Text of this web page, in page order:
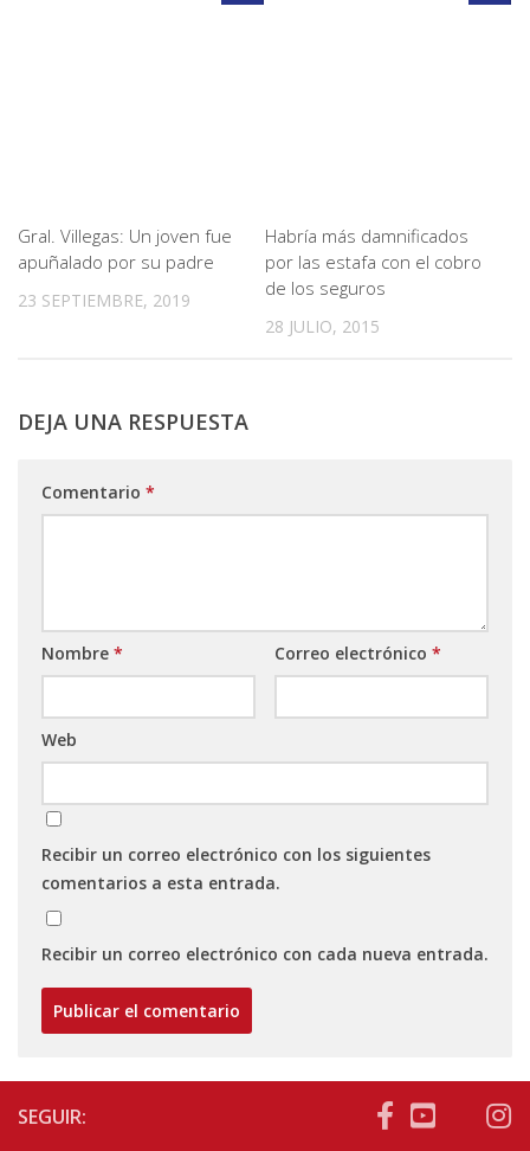
Gral. Villegas: Un joven fue
apuñalado por su padre
23 SEPTIEMBRE, 2019
Habría más damnificados
por las estafa con el cobro
de los seguros
28 JULIO, 2015
DEJA UNA RESPUESTA
Comentario *
Nombre * Correo electrónico *
Web
Recibir un correo electrónico con los siguientes
comentarios a esta entrada.
Recibir un correo electrónico con cada nueva entrada.
SEGUIR: